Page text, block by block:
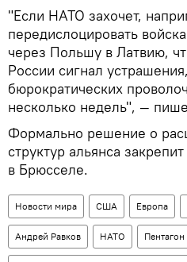
"Если НАТО захочет,
передислоцировать
через Польшу в Латвию,
России сигнал
бюрократических
несколько недель", —
Формально решение о
структур альянса
в Брюсселе.
Новости мира США Европа
Андрей Равков НАТО Пентагон